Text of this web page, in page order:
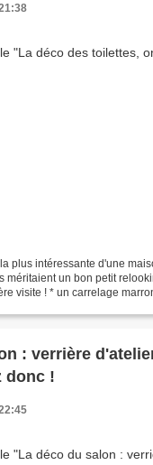
plus intéressante d'une
méritaient un bon petit
visite ! * un carrelage
: verrière
donc !